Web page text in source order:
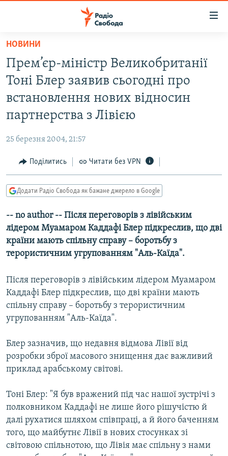
Перейти
основного
матеріалу
до
основної
Перейти
пошуку
РАДІО СВОБОДА – 70 РОКІВ
ВСЕ ЗА ДОБУ
СУСПІЛЬСТВО
КУЛЬТУРА
СПОРТ
СВІТ
ДОНБАС.РЕАЛІЇ
КРИМ.РЕАЛІЇ
ТИ ЯК?
КИТАЙ.ВИКЛИКИ
МУЛЬТИМЕДІА
ФОТО
СПЕЦПРОЄКТИ
ПОДКАСТИ
КРИМ РЕАЛІЇ
УКР
КТАТ
ДОЛУЧАЙСЯ!
НОВИНИ
Прем’єр-міністр Великобританії
Тоні Блер заявив сьогодні про
встановлення нових відносин
партнерства з Лівією
25 березня 2004, 21:57
Поділитись Читати без VPN
Додати Радіо Свобода як бажане джерело в Google
-- no author -- Після переговорів з лівійським
лідером Муамаром Каддафі Блер підкреслив, що дві
країни мають спільну справу – боротьбу з
терористичним угрупованням "Аль-Каїда".
Після переговорів з лівійським лідером Муамаром
Каддафі Блер підкреслив, що дві країни мають
спільну справу – боротьбу з терористичним
угрупованням "Аль-Каїда".
Блер зазначив, що недавня відмова Лівії від
розробки зброї масового знищення дає важливий
приклад арабському світові.
Тоні Блер: "Я був вражений під час нашої зустрічі з
полковником Каддафі не лише його рішучістю й
далі рухатися шляхом співпраці, а й його баченням
того, що майбутнє Лівії в нових стосунках зі
світовою спільнотою, що Лівія має спільну з нами